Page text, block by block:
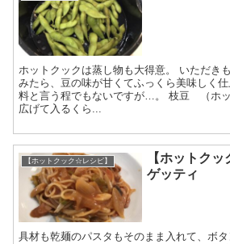
ホットクックは蒸し物も大得意。 いただき
みたら、豆の味が甘くてふっくら美味しく
料と言う程でもないですが…。 枝豆 （ホ
広げて入るくら...
【ホットクック☆レシピ】
【ホットク
ゲッティ
具材も乾麺のパスタもそのまま入れて、ボ